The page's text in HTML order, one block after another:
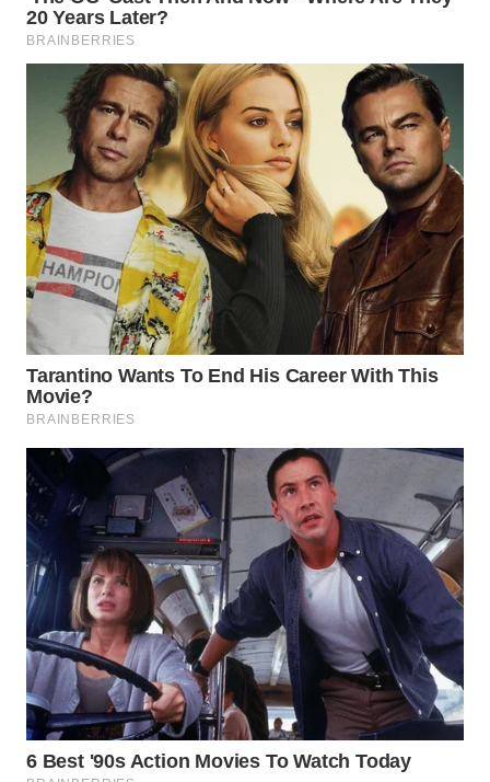
WN
SEMARANG
WN
SOLO
WN
BOROBUDUR
WN
MADURA
SURABAYA
WN
WN
BINTAN
WN
MANDALIKA
WN
LIKUPANG
WN
LABUANBAJO